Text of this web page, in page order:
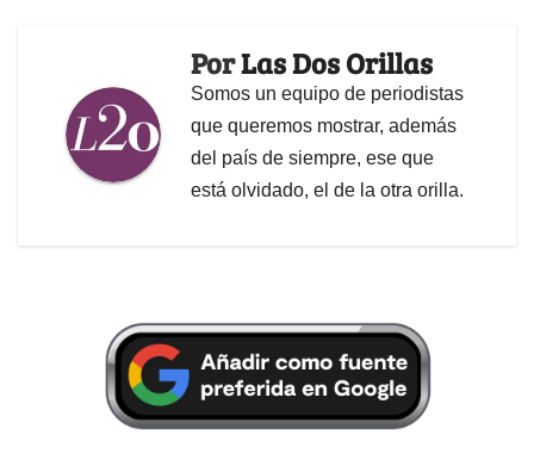
PorLas Dos Orillas
Somos un equipo de periodistas
que queremos mostrar, además
del país de siempre, ese que
está olvidado, el de la otra orilla.